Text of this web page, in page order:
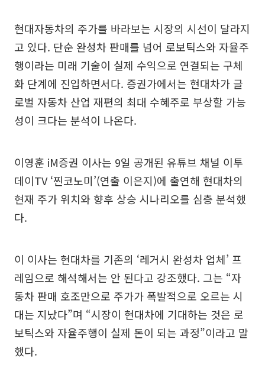
현대자동차의 주가를 바라보는 시장의 시선이 달라지
고 있다. 단순 완성차 판매를 넘어 로보틱스와 자율주
행이라는 미래 기술이 실제 수익으로 연결되는 구체
화 단계에 진입하면서다. 증권가에서는 현대차가 글
로벌 자동차 산업 재편의 최대 수혜주로 부상할 가능
성이 크다는 분석이 나온다.
이영훈 iM증권 이사는 9일 공개된 유튜브 채널 이투
데이TV ‘찐코노미’(연출 이은지)에 출연해 현대차의
현재 주가 위치와 향후 상승 시나리오를 심층 분석했
다.
이 이사는 현대차를 기존의 ‘레거시 완성차 업체’ 프
레임으로 해석해서는 안 된다고 강조했다. 그는 “자
동차 판매 호조만으로 주가가 폭발적으로 오르는 시
대는 지났다”며 “시장이 현대차에 기대하는 것은 로
보틱스와 자율주행이 실제 돈이 되는 과정”이라고 말
했다.